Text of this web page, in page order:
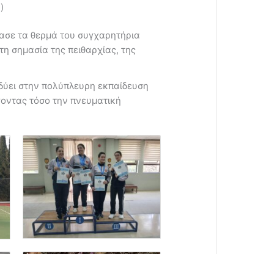
τα θερμά του συγχαρητήρια
σημασία της πειθαρχίας, της
στην πολύπλευρη εκπαίδευση
τόσο την πνευματική